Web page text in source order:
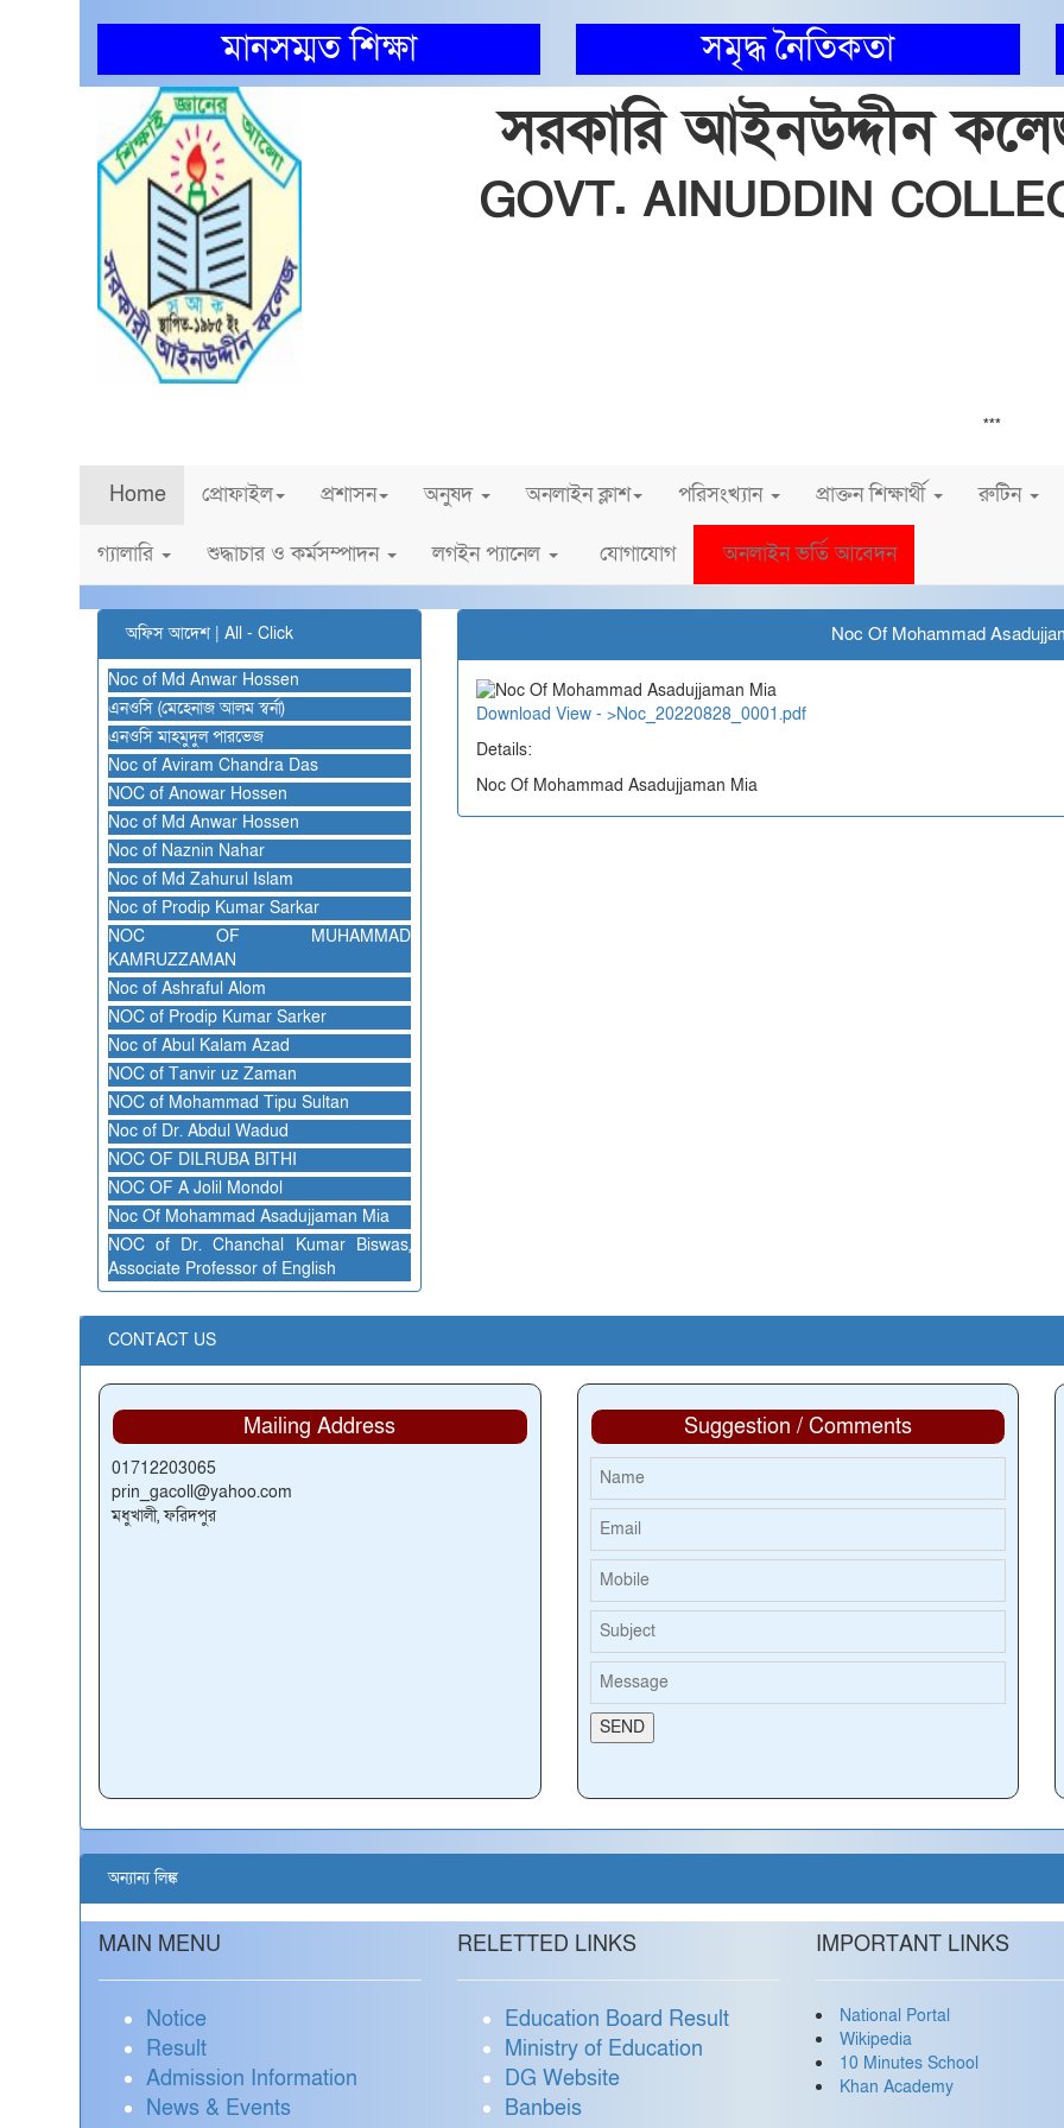
মানসম্মত শিক্ষা সমৃদ্ধ নৈতিকতা
সরকারি আইনউদ্দীন
GOVT. AINUDDIN
***আমাদের
Home প্রোফাইল প্রশাসন অনুষদ অনলাইন ক্লাশ পরিসংখ্যান প্রাক্তন শিক্ষার্থী রুটিন
গ্যালারি শুদ্ধাচার ও কর্মসম্পাদন লগইন প্যানেল যোগাযোগ অনলাইন ভর্তি আবেদন
অফিস আদেশ |All - Click
Noc of Md Anwar Hossen
এনওসি (মেহেনাজ আলম স্বর্না)
এনওসি মাহমুদুল পারভেজ
Noc of Aviram Chandra Das
NOC of Anowar Hossen
Noc of Md Anwar Hossen
Noc of Naznin Nahar
Noc of Md Zahurul Islam
Noc of Prodip Kumar Sarkar
NOC OF MUHAMMAD
KAMRUZZAMAN
Noc of Ashraful Alom
NOC of Prodip Kumar Sarker
Noc of Abul Kalam Azad
NOC of Tanvir uz Zaman
NOC of Mohammad Tipu Sultan
Noc of Dr. Abdul Wadud
NOC OF DILRUBA BITHI
NOC OF A Jolil Mondol
Noc Of Mohammad Asadujjaman Mia
NOC of Dr. Chanchal Kumar Biswas,
Associate Professor of English
Noc Of Mohammad
Download View - >Noc_20220828_0001.pdf
Details:
Noc Of Mohammad Asadujjaman Mia
CONTACT US
Mailing Address
01712203065
prin_gacoll@yahoo.com
মধুখালী, ফরিদপুর
Suggestion / Comments
অন্যান্য লিঙ্ক
MAIN MENU
Notice
Result
Admission Information
News & Events
RELETTED LINKS
Education Board Result
Ministry of Education
DG Website
Banbeis
IMPORTANT LINKS
National Portal
Wikipedia
10 Minutes School
Khan Academy